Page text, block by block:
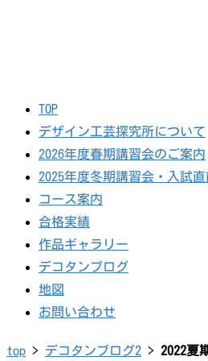
TOP
デザイン工芸探究所について
2026年度春期講習会のご案内
2025年度冬期講習会・入試
コース案内
合格実績
作品ギャラリー
デコタンブログ
地図
お問い合わせ
top > デコタンブログ2 > 2022夏